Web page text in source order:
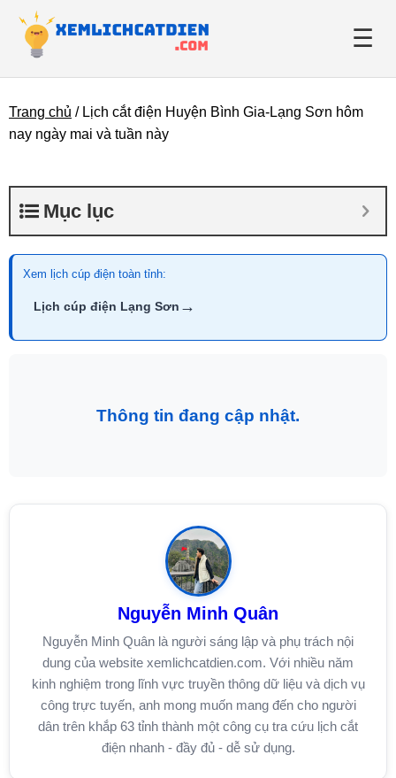
☰
Giới thiệu
Tin tức
Trang chủ / Lịch cắt điện Huyện Bình Gia-Lạng Sơn hôm
nay ngày mai và tuần này
Mục lục
Xem lịch cúp điện toàn tỉnh:
Lịch cúp điện Lạng Sơn →
Thông tin đang cập nhật.
Nguyễn Minh Quân
Nguyễn Minh Quân là người sáng lập và phụ trách nội
dung của website xemlichcatdien.com. Với nhiều năm
kinh nghiệm trong lĩnh vực truyền thông dữ liệu và dịch vụ
công trực tuyến, anh mong muốn mang đến cho người
dân trên khắp 63 tỉnh thành một công cụ tra cứu lịch cắt
điện nhanh - đầy đủ - dễ sử dụng.